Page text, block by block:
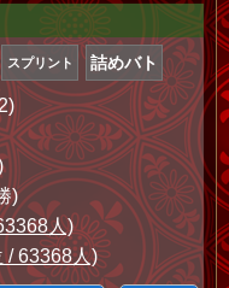
スプリント 詰めバト
)
人)
/ 63368人)